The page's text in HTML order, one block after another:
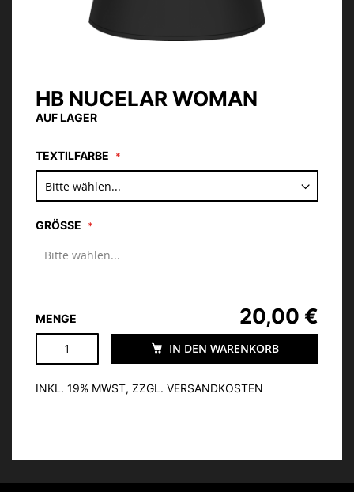
HB NUCELAR WOMAN
AUF LAGER
TEXTILFARBE
GRÖSSE
MENGE
IN DEN WARENKORB
20,00 €
INKL. 19% MWST, ZZGL. VERSANDKOSTEN
Zum
Anfang
der
springen